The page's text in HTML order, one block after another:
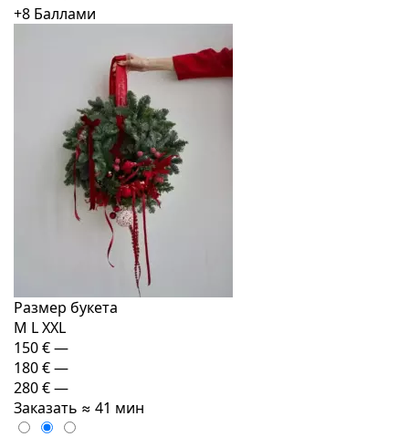
+8 Баллами
Размер букета
M LXXL
150 €—
180 €—
280 €—
Заказать ≈ 41 мин